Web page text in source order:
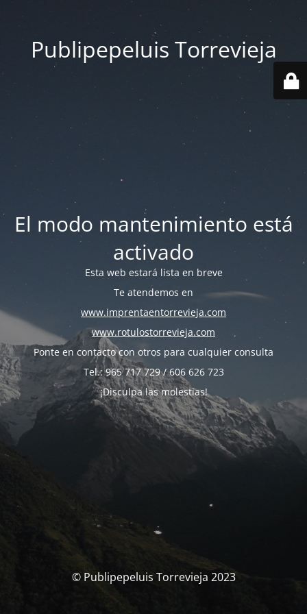
Publipepeluis Torrevieja
El modo mantenimiento está
activado
Esta web estará lista en breve
Te atendemos en
www.imprentaentorrevieja.com
www.rotulostorrevieja.com
Ponte en contacto con otros para cualquier consulta
Tel.: 965 717 729 / 606 626 723
¡Disculpa las molestias!
© Publipepeluis Torrevieja 2023